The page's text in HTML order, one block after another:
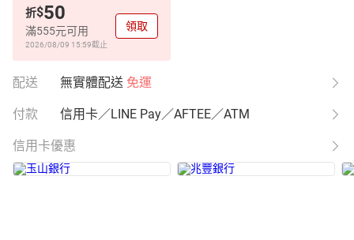
折$50
滿555元可用
2026/08/09 15:59截止
領取
配送 無實體配送 免運
付款 信用卡／LINE Pay／AFTEE／ATM
信用卡優惠